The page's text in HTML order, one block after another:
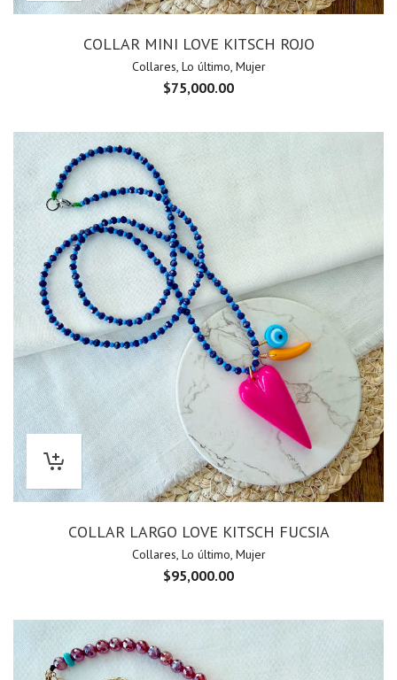
COLLAR MINI LOVE KITSCH ROJO
Collares, Lo último, Mujer
$75,000.00
COLLAR LARGO LOVE KITSCH FUCSIA
Collares, Lo último, Mujer
$95,000.00